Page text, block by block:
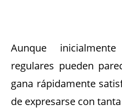
Aunque
regulares pueden
gana rápidamente
de expresarse con